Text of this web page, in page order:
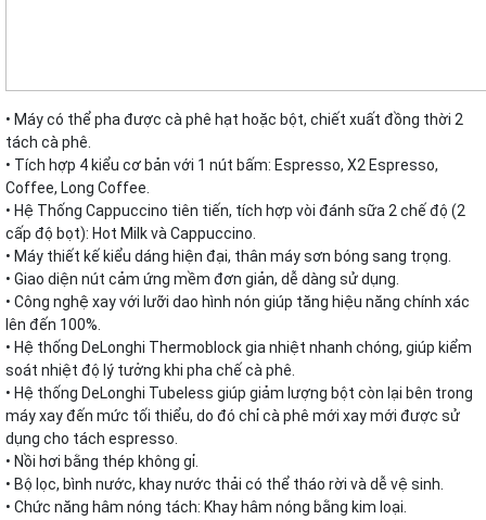
• Máy có thể pha được cà phê hạt hoặc bột, chiết xuất đồng thời 2
tách cà phê.
• Tích hợp 4 kiểu cơ bản với 1 nút bấm: Espresso, X2 Espresso,
Coffee, Long Coffee.
• Hệ Thống Cappuccino tiên tiến, tích hợp vòi đánh sữa 2 chế độ (2
cấp độ bọt): Hot Milk và Cappuccino.
• Máy thiết kế kiểu dáng hiện đại, thân máy sơn bóng sang trọng.
• Giao diện nút cảm ứng mềm đơn giản, dễ dàng sử dụng.
• Công nghệ xay với lưỡi dao hình nón giúp tăng hiệu năng chính xác
lên đến 100%.
• Hệ thống DeLonghi Thermoblock gia nhiệt nhanh chóng, giúp kiểm
soát nhiệt độ lý tưởng khi pha chế cà phê.
• Hệ thống DeLonghi Tubeless giúp giảm lượng bột còn lại bên trong
máy xay đến mức tối thiểu, do đó chỉ cà phê mới xay mới được sử
dụng cho tách espresso.
• Nồi hơi bằng thép không gỉ.
• Bộ lọc, bình nước, khay nước thải có thể tháo rời và dễ vệ sinh.
• Chức năng hâm nóng tách: Khay hâm nóng bằng kim loại.